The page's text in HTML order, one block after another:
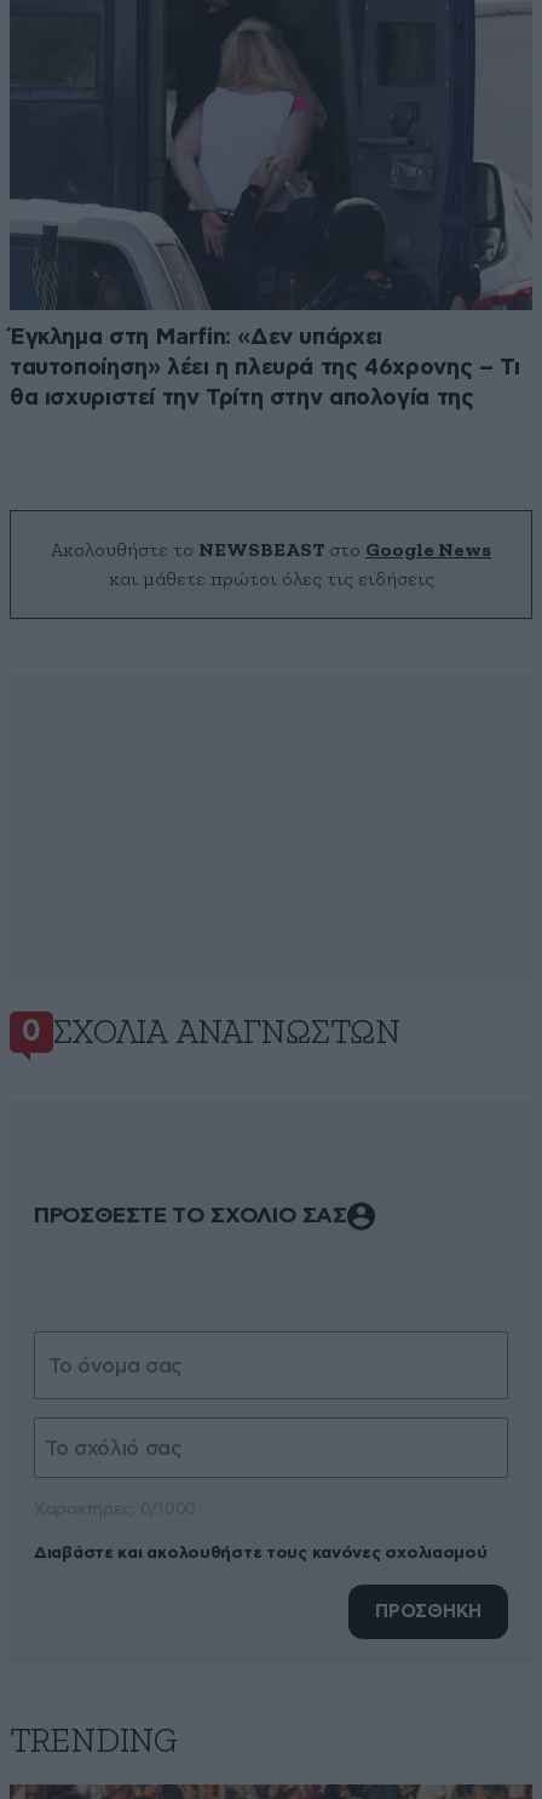
Έγκλημα στη Marfin: «Δεν υπάρχει
ταυτοποίηση» λέει η πλευρά της 46χρονης – Τι
θα ισχυριστεί την Τρίτη στην απολογία της
Ακολουθήστε το NEWSBEAST στο Google News
και μάθετε πρώτοι όλες τις ειδήσεις
0 ΣΧΌΛΙΑ ΑΝΑΓΝΩΣΤΏΝ
ΠΡΟΣΘΕΣΤΕ ΤΟ ΣΧΟΛΙΟ ΣΑΣ
Διαβάστε και ακολουθήστε τους κανόνες σχολιασμού
ΠΡΟΣΘΗΚΗ
TRENDING